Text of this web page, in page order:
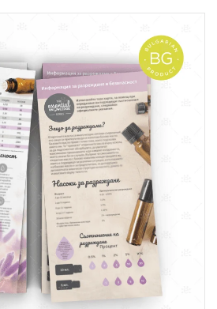
карта
- BG) (25 бр.)